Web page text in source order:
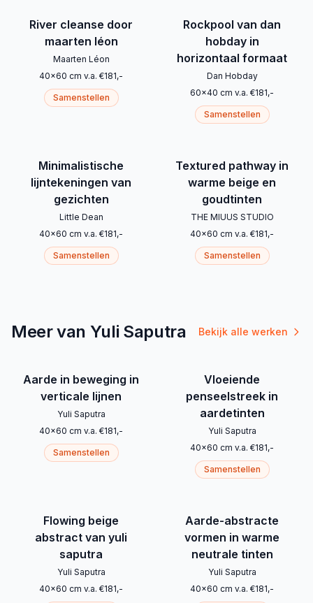
River cleanse door
maarten léon
Maarten Léon
40x60 cm v.a. €181,-
Samenstellen
Rockpool van dan
hobday in
horizontaal formaat
Dan Hobday
60x40 cm v.a. €181,-
Samenstellen
Minimalistische
lijntekeningen van
gezichten
Little Dean
40x60 cm v.a. €181,-
Samenstellen
Textured pathway in
warme beige en
goudtinten
THE MIUUS STUDIO
40x60 cm v.a. €181,-
Samenstellen
Meer van Yuli Saputra Bekijk alle werken
Aarde in beweging in
verticale lijnen
Yuli Saputra
40x60 cm v.a. €181,-
Samenstellen
Vloeiende
penseelstreek in
aardetinten
Yuli Saputra
40x60 cm v.a. €181,-
Samenstellen
Flowing beige
abstract van yuli
saputra
Yuli Saputra
40x60 cm v.a. €181,-
Aarde-abstracte
vormen in warme
neutrale tinten
Yuli Saputra
40x60 cm v.a. €181,-